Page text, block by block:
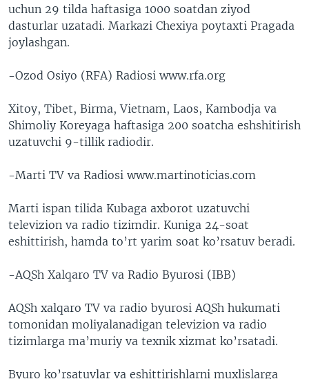
uchun 29 tilda haftasiga 1000 soatdan ziyod
dasturlar uzatadi. Markazi Chexiya poytaxti Pragada
joylashgan.
-Ozod Osiyo (RFA) Radiosi www.rfa.org
Xitoy, Tibet, Birma, Vietnam, Laos, Kambodja va
Shimoliy Koreyaga haftasiga 200 soatcha eshshitirish
uzatuvchi 9-tillik radiodir.
-Marti TV va Radiosi www.martinoticias.com
Marti ispan tilida Kubaga axborot uzatuvchi
televizion va radio tizimdir. Kuniga 24-soat
eshittirish, hamda to’rt yarim soat ko’rsatuv beradi.
-AQSh Xalqaro TV va Radio Byurosi (IBB)
AQSh xalqaro TV va radio byurosi AQSh hukumati
tomonidan moliyalanadigan televizion va radio
tizimlarga ma’muriy va texnik xizmat ko’rsatadi.
Byuro ko’rsatuvlar va eshittirishlarni muxlislarga